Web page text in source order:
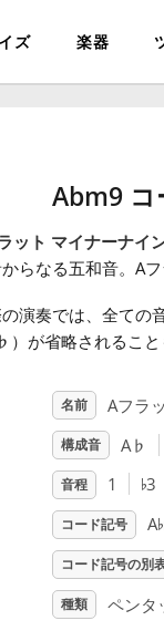
ズ 楽器
Abm9 コ
ット マイナーナイ
らなる五和音。A
演奏では、全ての
）が省略されること
名前 Aフラ
構成音 A♭
音程 1 ♭3
コード記号 A♭
コード記号の別
種類 ペンタ